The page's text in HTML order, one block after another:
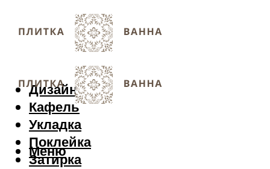
Дизайн
Кафель
Укладка
Поклейка
Затирка
Меню